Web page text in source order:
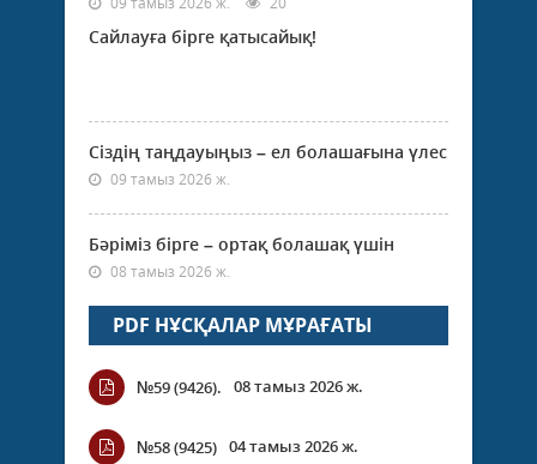
Сайлауға бірге қатысайық!
Сіздің таңдауыңыз – ел болашағына үлес
09 тамыз 2026 ж.
Бәріміз бірге – ортақ болашақ үшін
08 тамыз 2026 ж.
PDF НҰСҚАЛАР МҰРАҒАТЫ
№59 (9426). 08 тамыз 2026 ж.
№58 (9425) 04 тамыз 2026 ж.